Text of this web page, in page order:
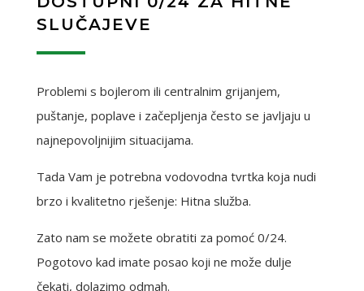
SLUČAJEVE
Problemi s bojlerom ili centralnim grijanjem,
puštanje, poplave i začepljenja često se javljaju u
najnepovoljnijim situacijama.
Tada Vam je potrebna vodovodna tvrtka koja nudi
brzo i kvalitetno rješenje: Hitna služba.
Zato nam se možete obratiti za pomoć 0/24.
Pogotovo kad imate posao koji ne može dulje
čekati, dolazimo odmah.